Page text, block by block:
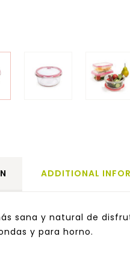
ADDITIONAL
sana y natural de
y para horno.